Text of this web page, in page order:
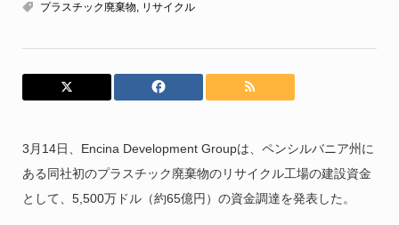
プラスチック廃棄物, リサイクル
3月14日、Encina Development Groupは、ペンシルバニア州に
ある同社初のプラスチック廃棄物のリサイクル工場の建設資金
として、5,500万ドル（約65億円）の資金調達を発表した。